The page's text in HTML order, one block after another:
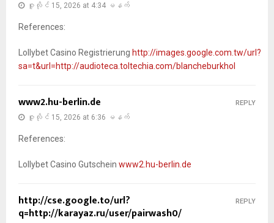
ဇူလိုင် 15, 2026 at 4:34 မနက်
References:
Lollybet Casino Registrierung http://images.google.com.tw/url?
sa=t&url=http://audioteca.toltechia.com/blancheburkhol
www2.hu-berlin.de
ဇူလိုင် 15, 2026 at 6:36 မနက်
References:
Lollybet Casino Gutschein www2.hu-berlin.de
REPLY
http://cse.google.to/url?
q=http://karayaz.ru/user/pairwash0/
REPLY